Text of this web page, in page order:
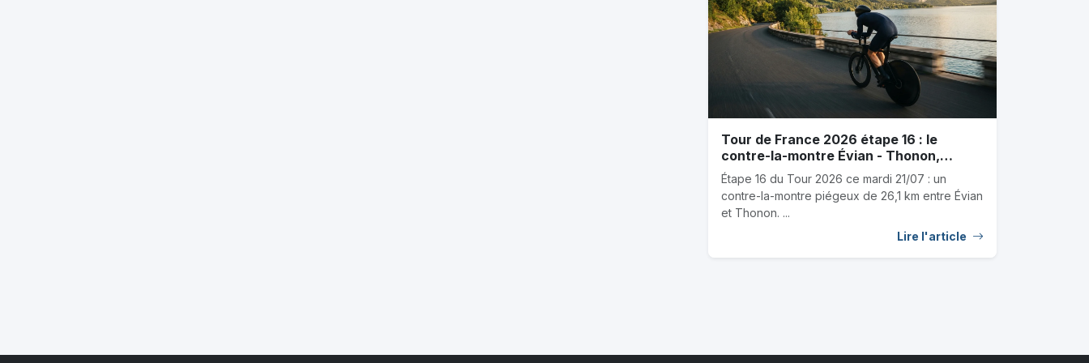
Tour de France 2026 étape 16 : le
contre-la-montre Évian - Thonon,
favoris et pronostics
Étape 16 du Tour 2026 ce mardi 21/07 : un
contre-la-montre piégeux de 26,1 km entre Évian
et Thonon. ...
Lire l'article